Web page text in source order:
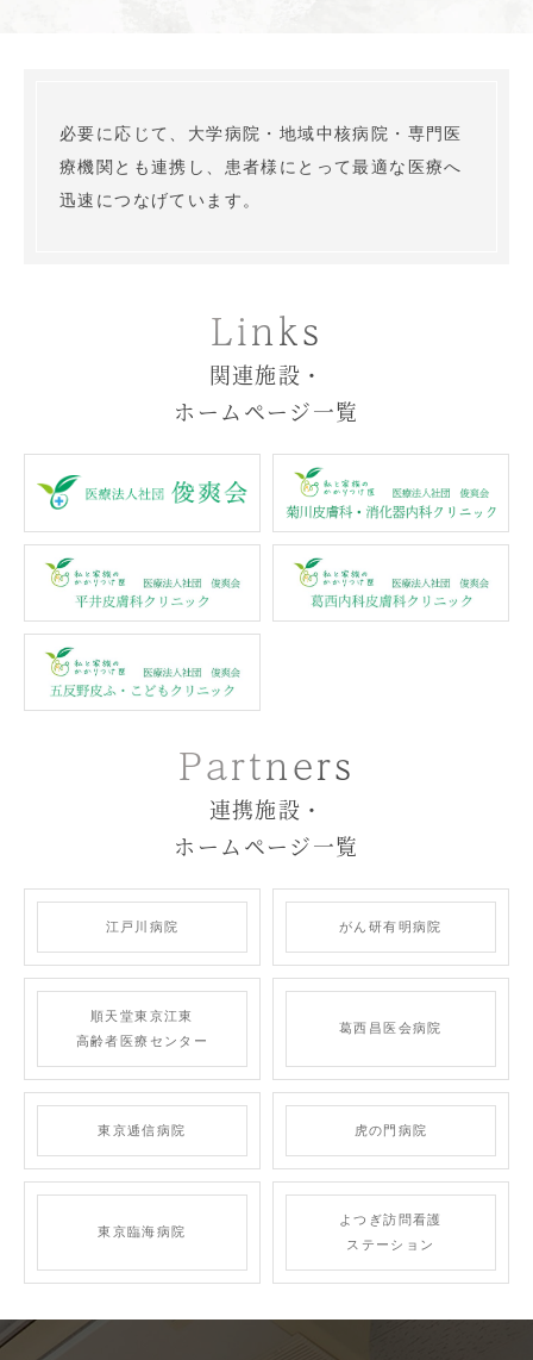
必要に応じて、大学病院・地域中核病院・専門医
療機関とも連携し、患者様にとって最適な医療へ
迅速につなげています。
Links
関連施設・
ホームページ一覧
Partners
連携施設・
ホームページ一覧
江戸川病院 がん研有明病院
順天堂東京江東
高齢者 医療センター
葛西昌医会病院
東京逓信病院 虎の門病院
東京臨海病院
よつぎ訪問看護
ステーション